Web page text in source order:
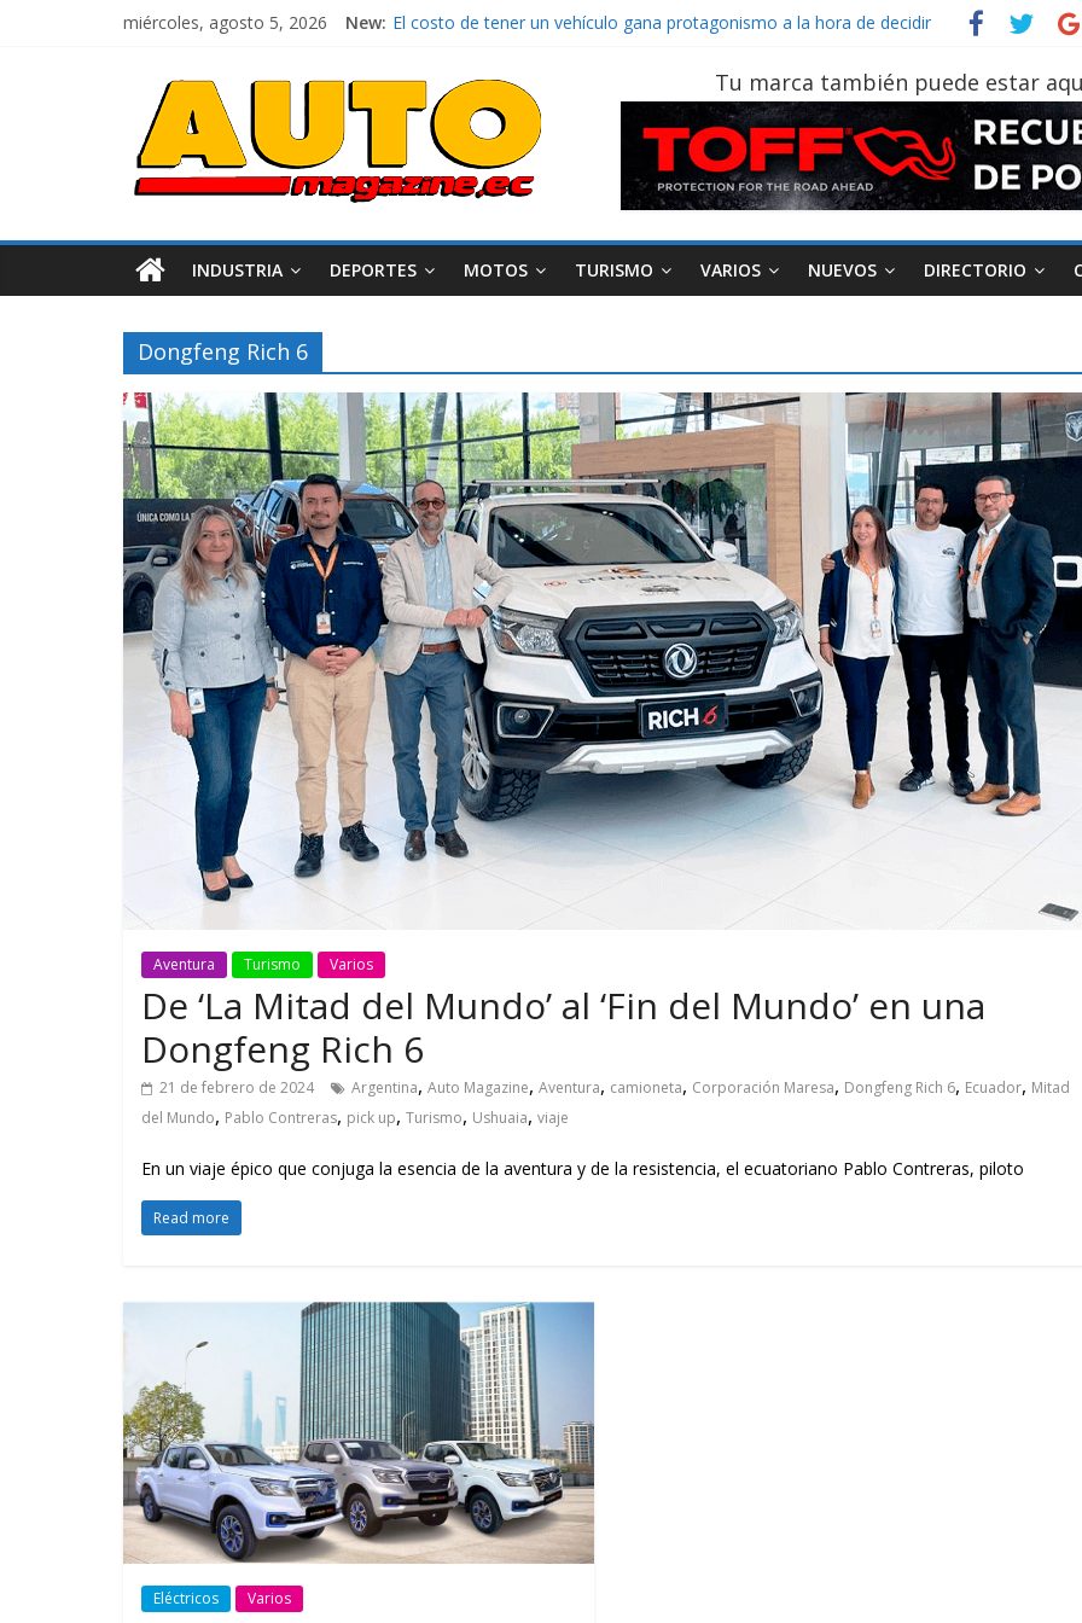
miércoles, agosto 5, 2026 New: El costo de tener un vehículo gana protagonismo a la hora de decidir
¿Qué puede pasar con tu vehículo si permanece varios días sin usar?
La Vuelta al Ecuador 2026, edición 47ª, recorre 7 provincias en 8 días
La FEDAK recibe 12 Sinotruk Bolden para cubrir las rutas de La Vuelta
Tu marca también puede estar
INDUSTRIA DEPORTES MOTOS TURISMO VARIOS NUEVOS DIRECTORIO
Dongfeng Rich 6
Aventura Turismo Varios
De ‘La Mitad del Mundo’ al ‘Fin del Mundo’ en una
Dongfeng Rich 6
21 de febrero de 2024 Argentina, Auto Magazine, Aventura, camioneta, Corporación Maresa, Dongfeng Rich 6, Ecuador, Mitad
del Mundo, Pablo Contreras, pick up, Turismo, Ushuaia, viaje
En un viaje épico que conjuga la esencia de la aventura y de la resistencia, el ecuatoriano Pablo Contreras, piloto
Read more
Eléctricos Varios
Movilidad Varios
GM reafirma su
compromiso con movilidad
más segura y conectada
Movilidad Turismo Varios
¿Qué puede pasar con tu
vehículo si permanece
varios días sin usar?
AEADE Industria Motociclismo
Movilidad
Campaña busca cambiar
destino de los
en la región